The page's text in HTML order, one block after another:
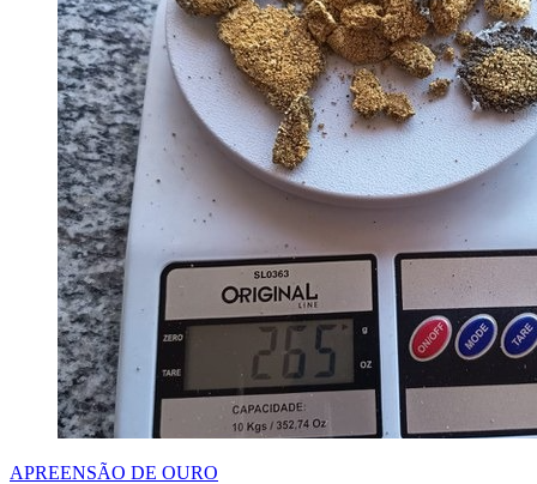
APREENSÃO DE OURO